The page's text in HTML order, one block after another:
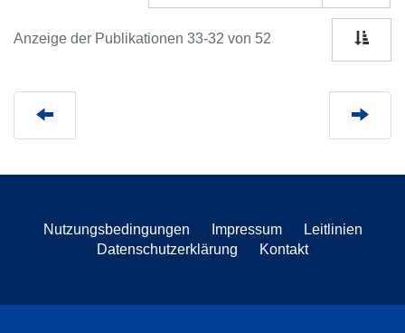
Anzeige der Publikationen 33-32 von 52
Nutzungsbedingungen Impressum
Leitlinien
Datenschutzerklärung
Kontakt